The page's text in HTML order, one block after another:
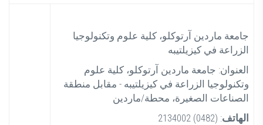
جامعة ماردين آرتوكلو، كلية علوم وتكنولوجيا
الزراعة في كيزيلتيبه
العنوان: جامعة ماردين آرتوكلو، كلية علوم
وتكنولوجيا الزراعة في كيزيلتيبه - مقابل منطقة
الصناعات الصغيرة، محطة/ماردين
الهاتف: (0482) 2134002